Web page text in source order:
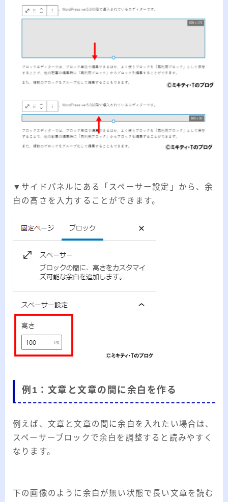
▼サイドパネルにある「スペーサー設定」から、余
白の高さを入力することができます。
例1：文章と文章の間に余白を作る
例えば、文章と文章の間に余白を入れたい場合は、
スペーサーブロックで余白を調整すると読みやすく
なります。
下の画像のように余白が無い状態で長い文章を読む